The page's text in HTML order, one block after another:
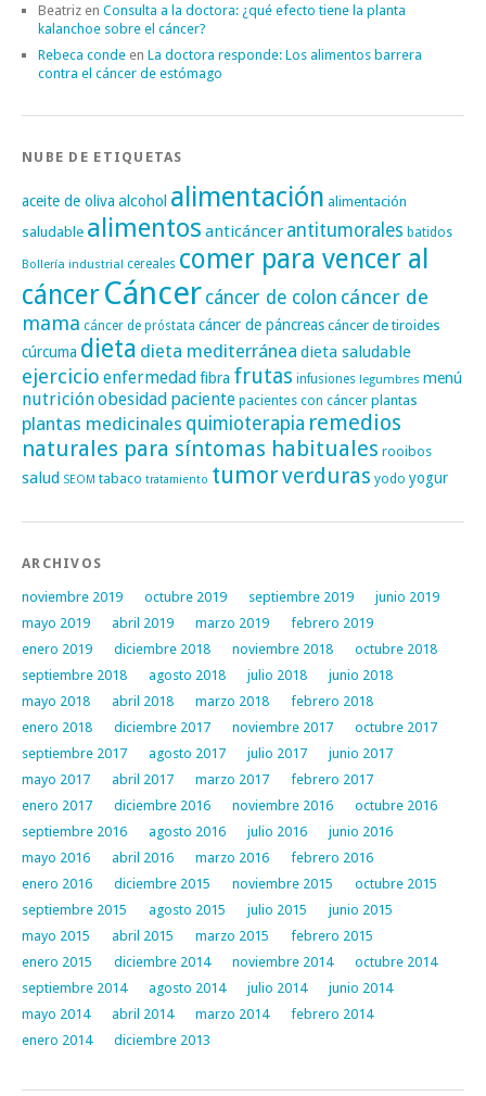
Beatriz en Consulta a la doctora: ¿qué efecto tiene la planta
kalanchoe sobre el cáncer?
Rebeca conde en La doctora responde: Los alimentos barrera
contra el cáncer de estómago
NUBE DE ETIQUETAS
aceite de oliva alcohol alimentación alimentación
saludable alimentos anticáncer antitumorales batidos
Bollería industrial cereales comer para vencer al
cáncerCáncer cáncer de colon cáncer de
mama cáncer de próstata cáncer de páncreascáncer de tiroides
cúrcuma dieta dieta mediterránea dieta saludable
ejercicio enfermedadfibra frutas infusiones legumbres menú
nutriciónobesidad paciente pacientes con cáncer plantas
plantas medicinales quimioterapia remedios
naturales para síntomas habituales rooibos
salud SEOM tabaco tratamiento tumorverduras yodo yogur
ARCHIVOS
noviembre 2019 octubre 2019 septiembre 2019
junio 2019
mayo 2019
abril 2019 marzo 2019
febrero 2019
enero 2019
diciembre 2018 noviembre 2018
octubre 2018
septiembre 2018
agosto 2018 julio 2018
junio 2018
mayo 2018
abril 2018 marzo 2018
febrero 2018
enero 2018
diciembre 2017 noviembre 2017
octubre 2017
septiembre 2017
agosto 2017 julio 2017
junio 2017
mayo 2017
abril 2017 marzo 2017
febrero 2017
enero 2017
diciembre 2016 noviembre 2016
octubre 2016
septiembre 2016
agosto 2016 julio 2016
junio 2016
mayo 2016
abril 2016 marzo 2016
febrero 2016
enero 2016
diciembre 2015 noviembre 2015
octubre 2015
septiembre 2015
agosto 2015 julio 2015
junio 2015
mayo 2015
abril 2015 marzo 2015
febrero 2015
enero 2015
diciembre 2014 noviembre 2014
octubre 2014
septiembre 2014
agosto 2014 julio 2014
junio 2014
mayo 2014
abril 2014 marzo 2014
febrero 2014
enero 2014
diciembre 2013